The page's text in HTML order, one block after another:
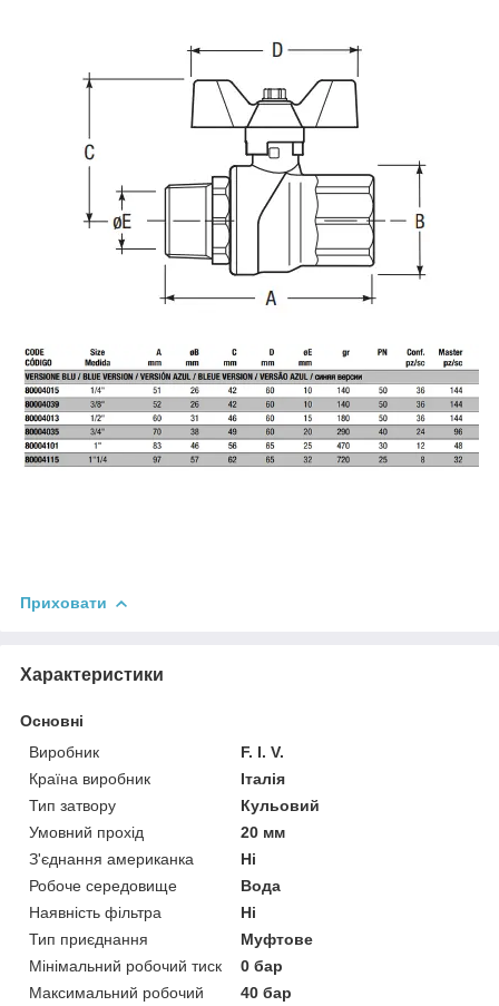
Приховати
Характеристики
Основні
Виробник
F. I. V.
Країна виробник
Італія
Тип затвору
Кульовий
Умовний прохід
20 мм
З'єднання американка
Ні
Робоче середовище
Вода
Наявність фільтра
Ні
Тип приєднання
Муфтове
Мінімальний робочий тиск
0 бар
Максимальний робочий
40 бар